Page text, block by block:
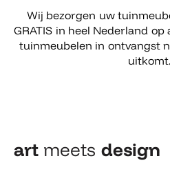
Wij bezorgen uw
GRATIS in heel Nederland
tuinmeubelen in ontvangst
uitkomt.
art meets design​